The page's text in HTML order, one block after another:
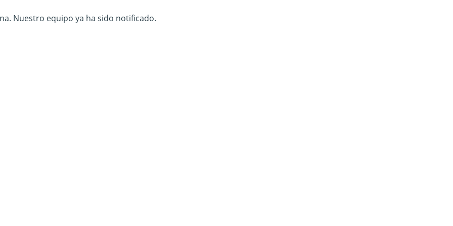
Nuestro equipo ya ha sido notificado.